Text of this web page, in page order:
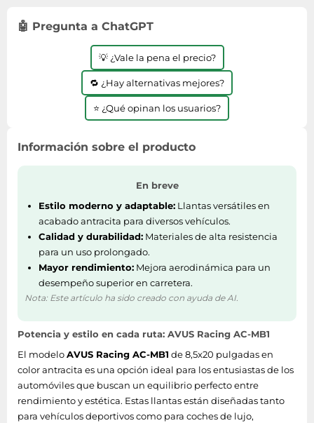
Ropa deportiva y outdoor
Zapatillas de tenis
Zapatillas deportivas
Perfumes de mujer
Perfumes unisex
Placer y anticoncepción
Productos de higiene corporal
Productos para baño y ducha
Sets de belleza
Tratamientos faciales
Media
Monitores y pantallas ordenador
Máquinas de afeitar
Placas de cocina
Sonido y alta fidelidad
TV, vídeo y DVD
Tablets
Telecomunicaciones
Televisores
Vehículos a escala
Relojes de pulsera
Tejer y crochet
Zapatillas de atletismo
Zapatillas de baloncesto
Zapatos
🤖 Pregunta a ChatGPT
💡 ¿Vale la pena el precio?
🔁 ¿Hay alternativas mejores?
⭐ ¿Qué opinan los usuarios?
Información sobre el producto
En breve
Estilo moderno y adaptable: Llantas versátiles en
acabado antracita para diversos vehículos.
Calidad y durabilidad: Materiales de alta resistencia
para un uso prolongado.
Mayor rendimiento: Mejora aerodinámica para un
desempeño superior en carretera.
Nota: Este artículo ha sido creado con ayuda de AI.
Potencia y estilo en cada ruta: AVUS Racing AC-MB1
El modeloAVUS Racing AC-MB1 de 8,5x20 pulgadas en
color antracita es una opción ideal para los entusiastas de los
automóviles que buscan un equilibrio perfecto entre
rendimiento y estética. Estas llantas están diseñadas tanto
para vehículos deportivos como para coches de lujo,